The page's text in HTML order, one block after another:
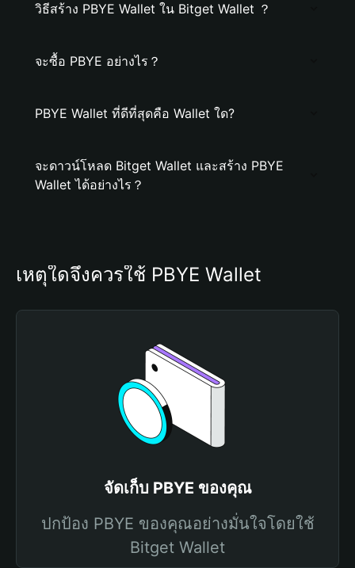
วิธีสร้าง PBYE Wallet ใน Bitget Wallet ？
จะซื้อ PBYE อย่างไร？
PBYE Wallet ที่ดีที่สุดคือ Wallet ใด?
จะดาวน์โหลด Bitget Wallet และสร้าง PBYE
Wallet ได้อย่างไร？
เหตุใดจึงควรใช้ PBYE Wallet
จัดเก็บ PBYE ของคุณ
ปกป้อง PBYE ของคุณอย่างมั่นใจโดยใช้
Bitget Wallet